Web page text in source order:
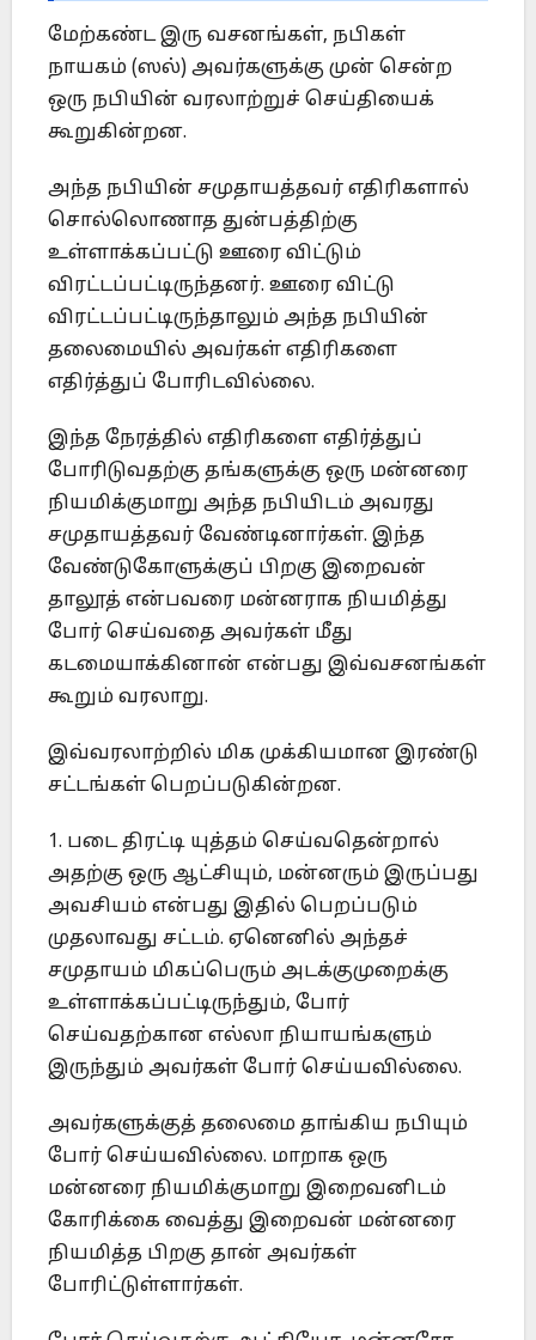
மேற்கண்ட இரு வசனங்கள், நபிகள்
நாயகம் (ஸல்) அவர்களுக்கு முன் சென்ற
ஒரு நபியின் வரலாற்றுச் செய்தியைக்
கூறுகின்றன.
அந்த நபியின் சமுதாயத்தவர் எதிரிகளால்
சொல்லொணாத துன்பத்திற்கு
உள்ளாக்கப்பட்டு ஊரை விட்டும்
விரட்டப்பட்டிருந்தனர். ஊரை விட்டு
விரட்டப்பட்டிருந்தாலும் அந்த நபியின்
தலைமையில் அவர்கள் எதிரிகளை
எதிர்த்துப் போரிடவில்லை.
இந்த நேரத்தில் எதிரிகளை எதிர்த்துப்
போரிடுவதற்கு தங்களுக்கு ஒரு மன்னரை
நியமிக்குமாறு அந்த நபியிடம் அவரது
சமுதாயத்தவர் வேண்டினார்கள். இந்த
வேண்டுகோளுக்குப் பிறகு இறைவன்
தாலூத் என்பவரை மன்னராக நியமித்து
போர் செய்வதை அவர்கள் மீது
கடமையாக்கினான் என்பது இவ்வசனங்கள்
கூறும் வரலாறு.
இவ்வரலாற்றில் மிக முக்கியமான இரண்டு
சட்டங்கள் பெறப்படுகின்றன.
1. படை திரட்டி யுத்தம் செய்வதென்றால்
அதற்கு ஒரு ஆட்சியும், மன்னரும் இருப்பது
அவசியம் என்பது இதில் பெறப்படும்
முதலாவது சட்டம். ஏனெனில் அந்தச்
சமுதாயம் மிகப்பெரும் அடக்குமுறைக்கு
உள்ளாக்கப்பட்டிருந்தும், போர்
செய்வதற்கான எல்லா நியாயங்களும்
இருந்தும் அவர்கள் போர் செய்யவில்லை.
அவர்களுக்குத் தலைமை தாங்கிய நபியும்
போர் செய்யவில்லை. மாறாக ஒரு
மன்னரை நியமிக்குமாறு இறைவனிடம்
கோரிக்கை வைத்து இறைவன் மன்னரை
நியமித்த பிறகு தான் அவர்கள்
போரிட்டுள்ளார்கள்.